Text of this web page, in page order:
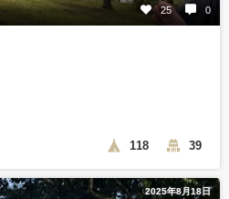
25 0
118 39
2025年8月18日